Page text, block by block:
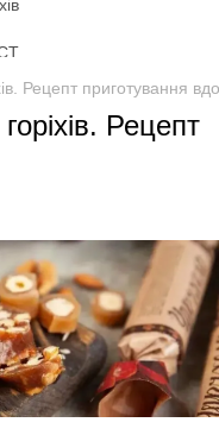
Рецепт приготування
Рецепт